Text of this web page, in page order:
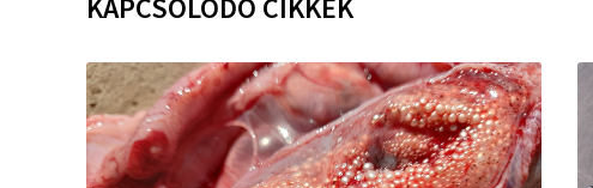
KAPCSOLÓDÓ CIKKEK